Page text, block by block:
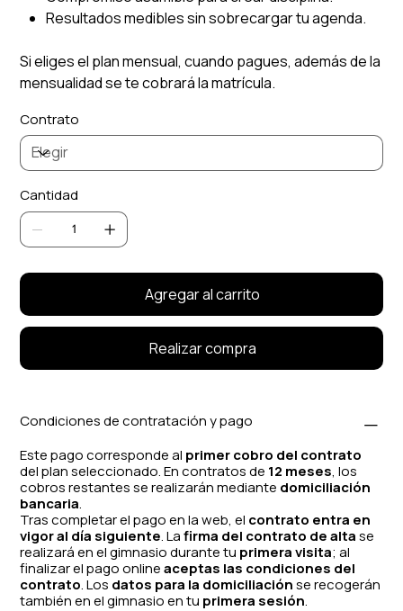
Resultados medibles sin sobrecargar tu agenda.
Si eliges el plan mensual, cuando pagues, además de la
mensualidad se te cobrará la matrícula.
Contrato
Cantidad
Agregar al carrito
Realizar compra
Condiciones de contratación y pago
Este pago corresponde al primer cobro del contrato
del plan seleccionado. En contratos de 12 meses, los
cobros restantes se realizarán mediante domiciliación
bancaria.
Tras completar el pago en la web, el contrato entra en
vigor al día siguiente. Lafirma del contrato de altase
realizará en el gimnasio durante tu primera visita; al
finalizar el pago onlineaceptas las condiciones del
contrato. Los datos para la domiciliaciónse recogerán
también en el gimnasio en tu primera sesión.